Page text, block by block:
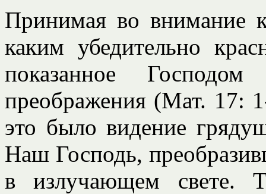
Принимая во внимание
каким убедительно
показанное
преображения (Мат. 17:
это было видение
Наш Господь,
в излучающем свете.